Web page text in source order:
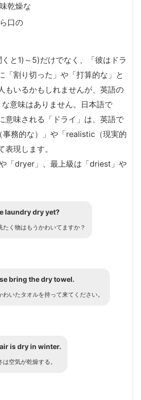
乾燥な
口の
と1)～5)だけでなく、「彼はドラ
「割り切った」や「打算的な」と
もいるかもしれませんが、英語の
な意味はありません。日本語で
意味される「ドライ」は、英語で
務的な）」や「realistic（現実的
表現します。
「dryer」、最上級は「driest」や
laundry dry yet?
たく物はもうかわいてますか？
bring the dry towel.
わいたタオルを持って来てください。
is dry in winter.
は空気が乾燥する。